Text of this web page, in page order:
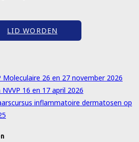
LID WORDEN
Moleculaire 26 en 27 november 2026
16 en 17 april 2026
inflammatoire dermatosen op